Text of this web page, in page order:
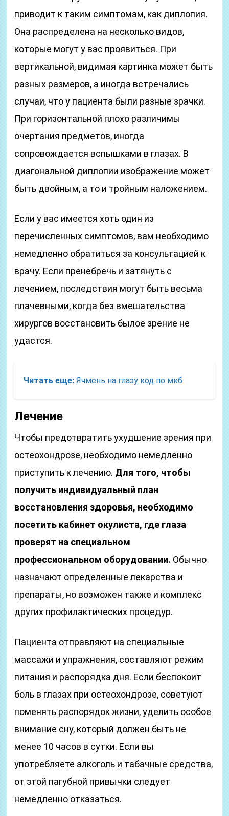
приводит к таким симптомам, как диплопия.
Она распределена на несколько видов,
которые могут у вас проявиться. При
вертикальной, видимая картинка может быть
разных размеров, а иногда встречались
случаи, что у пациента были разные зрачки.
При горизонтальной плохо различимы
очертания предметов, иногда
сопровождается вспышками в глазах. В
диагональной диплопии изображение может
быть двойным, а то и тройным наложением.
Если у вас имеется хоть один из
перечисленных симптомов, вам необходимо
немедленно обратиться за консультацией к
врачу. Если пренебречь и затянуть с
лечением, последствия могут быть весьма
плачевными, когда без вмешательства
хирургов восстановить былое зрение не
удастся.
Читать еще: Ячмень на глазу код по мкб
Лечение
Чтобы предотвратить ухудшение зрения при
остеохондрозе, необходимо немедленно
приступить к лечению. Для того, чтобы
получить индивидуальный план
восстановления здоровья, необходимо
посетить кабинет окулиста, где глаза
проверят на специальном
профессиональном оборудовании. Обычно
назначают определенные лекарства и
препараты, но возможен также и комплекс
других профилактических процедур.
Пациента отправляют на специальные
массажи и упражнения, составляют режим
питания и распорядка дня. Если беспокоит
боль в глазах при остеохондрозе, советуют
поменять распорядок жизни, уделить особое
внимание сну, который должен быть не
менее 10 часов в сутки. Если вы
употребляете алкоголь и табачные средства,
от этой пагубной привычки следует
немедленно отказаться.